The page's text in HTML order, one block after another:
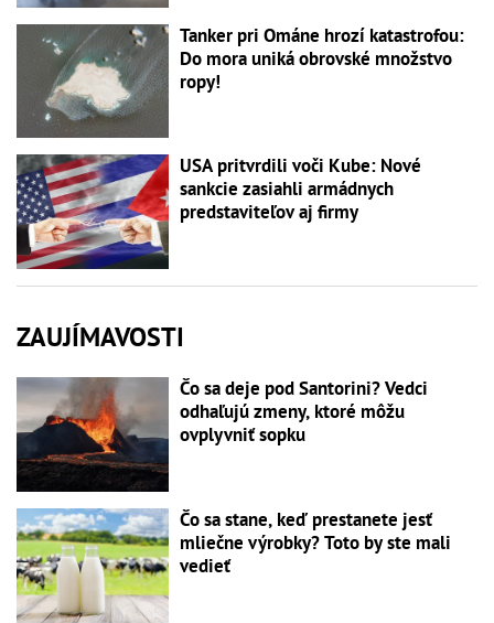
Tanker pri Ománe hrozí katastrofou:
Do mora uniká obrovské množstvo
ropy!
USA pritvrdili voči Kube: Nové
sankcie zasiahli armádnych
predstaviteľov aj firmy
ZAUJÍMAVOSTI
Čo sa deje pod Santorini? Vedci
odhaľujú zmeny, ktoré môžu
ovplyvniť sopku
Čo sa stane, keď prestanete jesť
mliečne výrobky? Toto by ste mali
vedieť